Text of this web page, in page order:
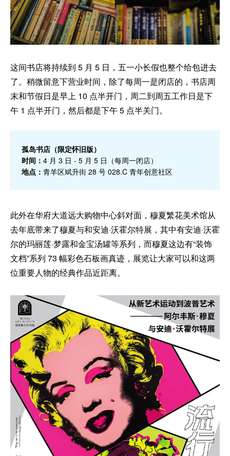
这间书店将持续到 5 月 5 日，五一小长假也整个给包进去
了。稍微留意下营业时间，除了每周一是闭店的，书店周
末和节假日是早上 10 点半开门，周二到周五工作日是下
午 1 点半开门，然后都是下午 5 点半关门。
孤岛书店（限定怀旧版）
时间： 4 月 3 日 - 5 月 5 日（每周一闭店）
地点： 青羊区斌升街 28 号 028.C 青年创意社区
此外在华府大道远大购物中心斜对面，穆夏繁花美术馆从
去年底带来了穆夏与和安迪·沃霍尔特展，其中有安迪·沃霍
尔的玛丽莲·梦露和金宝汤罐等系列，而穆夏这边有“装饰
文档”系列 73 幅彩色石板画真迹，展览让大家可以和这两
位重要人物的经典作品近距离。